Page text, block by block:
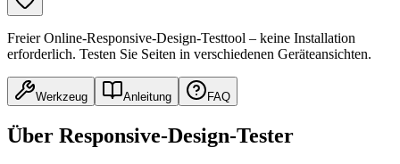
Freier Online-Responsive-Design-Testtool – keine Installation
erforderlich. Testen Sie Seiten in verschiedenen Geräteansichten.
Werkzeug Anleitung FAQ
Über Responsive-Design-Tester